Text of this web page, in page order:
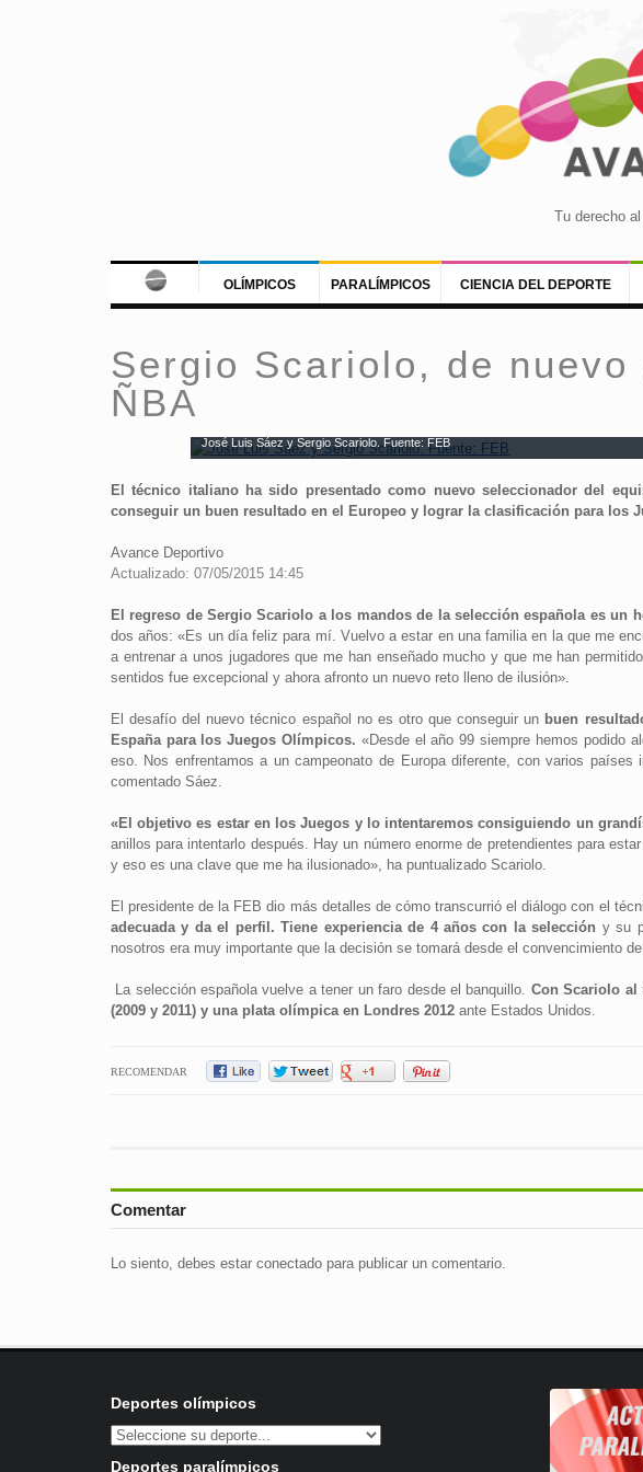
Tu derecho
OLÍMPICOS PARALÍMPICOS CIENCIA DEL DEPORTE
Sergio Scariolo, de nuevo
ÑBA
José Luis Sáez y Sergio Scariolo. Fuente: FEB
El técnico italiano ha sido presentado como nuevo seleccionador del
conseguir un buen resultado en el Europeo y lograr la clasificación para los
Avance Deportivo
Actualizado: 07/05/2015 14:45
El regreso de Sergio Scariolo a los mandos de la selección española es un
dos años: «Es un día feliz para mí. Vuelvo a estar en una familia en la que me
a entrenar a unos jugadores que me han enseñado mucho y que me han
sentidos fue excepcional y ahora afronto un nuevo reto lleno de ilusión».
El desafío del nuevo técnico español no es otro que conseguir un buen
España para los Juegos Olímpicos. «Desde el año 99 siempre hemos podido
eso. Nos enfrentamos a un campeonato de Europa diferente, con varios
comentado Sáez.
«El objetivo es estar en los Juegos y lo intentaremos consiguiendo un
anillos para intentarlo después. Hay un número enorme de pretendientes para
y eso es una clave que me ha ilusionado», ha puntualizado Scariolo.
El presidente de la FEB dio más detalles de cómo transcurrió el diálogo con el
adecuada y da el perfil. Tiene experiencia de 4 años con la selección y su
nosotros era muy importante que la decisión se tomará desde el convencimiento
La selección española vuelve a tener un faro desde el banquillo. Con Scariolo al
(2009 y 2011) y una plata olímpica en Londres 2012ante Estados Unidos.
RECOMENDAR
Comentar
Lo siento, debes estar conectadopara publicar un comentario.
Deportes olímpicos
Deportes paralímpicos